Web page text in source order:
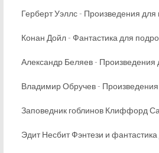
Герберт Уэллс - Произведения для
Конан Дойл - Фантастика для
Александр Беляев - Произведения
Владимир Обручев - Произведения
Заповедник гоблинов Клиффорд
Эдит Несбит Фэнтези и фантастика